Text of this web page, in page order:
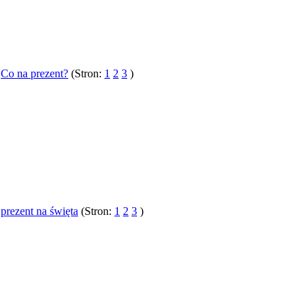
Co na prezent? (Stron: 1 2 3 )
prezent na święta (Stron: 1 2 3 )